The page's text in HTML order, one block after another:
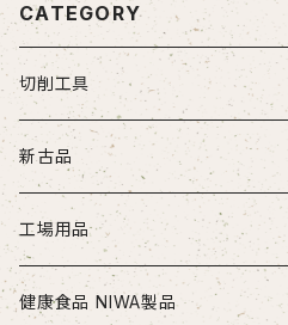
CATEGORY
切削工具
ドリル
ソリッドドリル（超硬/ハイス/他）
段付きドリル・座繰りドリル
エンドミル
超硬エンドミル
タップ
新古品
お得セット品
切削工具
工場用品
安全・保護用品
健康食品 NIWA製品